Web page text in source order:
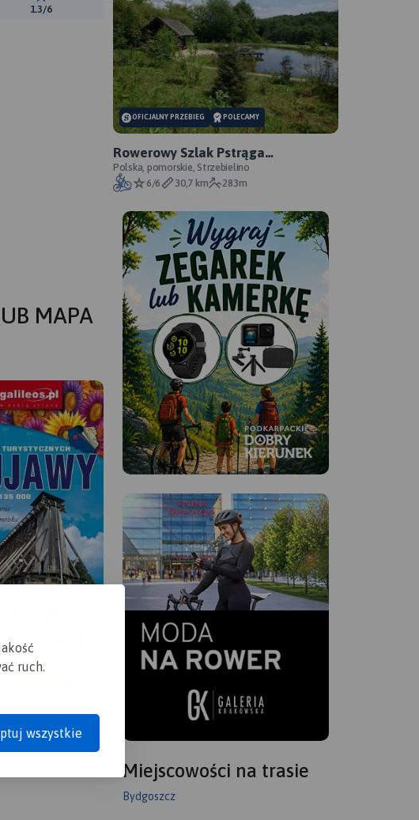
ruch.
wszystkie
na pokonanie trasy:
Ocena trasy:
1.3/6
MAPA
OFICJALNY PRZEBIEG POLECAMY
Rowerowy Szlak Pstrąga
Tęczowego - oficjalny przebieg
Polska, pomorskie, Strzebielino
6/6
30,7 km 283m
Miejscowości na trasie
Bydgoszcz